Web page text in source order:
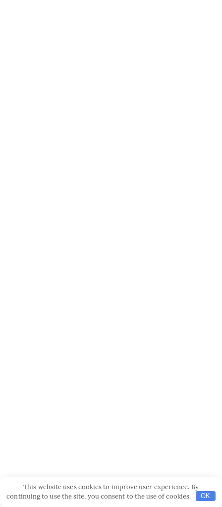
This website uses cookies to improve user experience. By
continuing to use the site, you consent to the use of cookies.
OK